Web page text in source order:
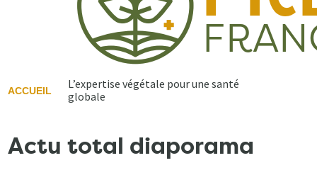
L’expertise végétale pour une santé
globale
ACCUEIL
Actu total diaporama